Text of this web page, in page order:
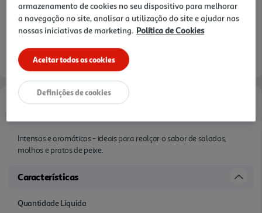
Intensas e aromáticas - ideais para realçar o sabor de saladas,
molhos e pratos de peixe.
Características
Quantidade Liquida
armazenamento de cookies no seu dispositivo para melhorar
a navegação no site, analisar a utilização do site e ajudar nas
nossas iniciativas de marketing. Política de Cookies
Aceitar todos os cookies
Definições de cookies